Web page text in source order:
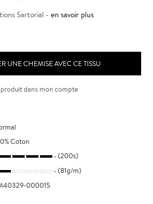
Sartorial - en savoir plus
UNE CHEMISE AVEC CE TISSU
dans mon compte
Coton
(200s)
(81g/m)
000015